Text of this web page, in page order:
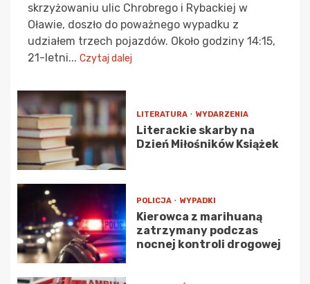
skrzyżowaniu ulic Chrobrego i Rybackiej w
Oławie, doszło do poważnego wypadku z
udziałem trzech pojazdów. Około godziny 14:15,
21-letni... Czytaj dalej
LITERATURA WYDARZENIA
Literackie skarby na
Dzień Miłośników Książek
POLICJA WYPADKI
Kierowca z marihuaną
zatrzymany podczas
nocnej kontroli drogowej